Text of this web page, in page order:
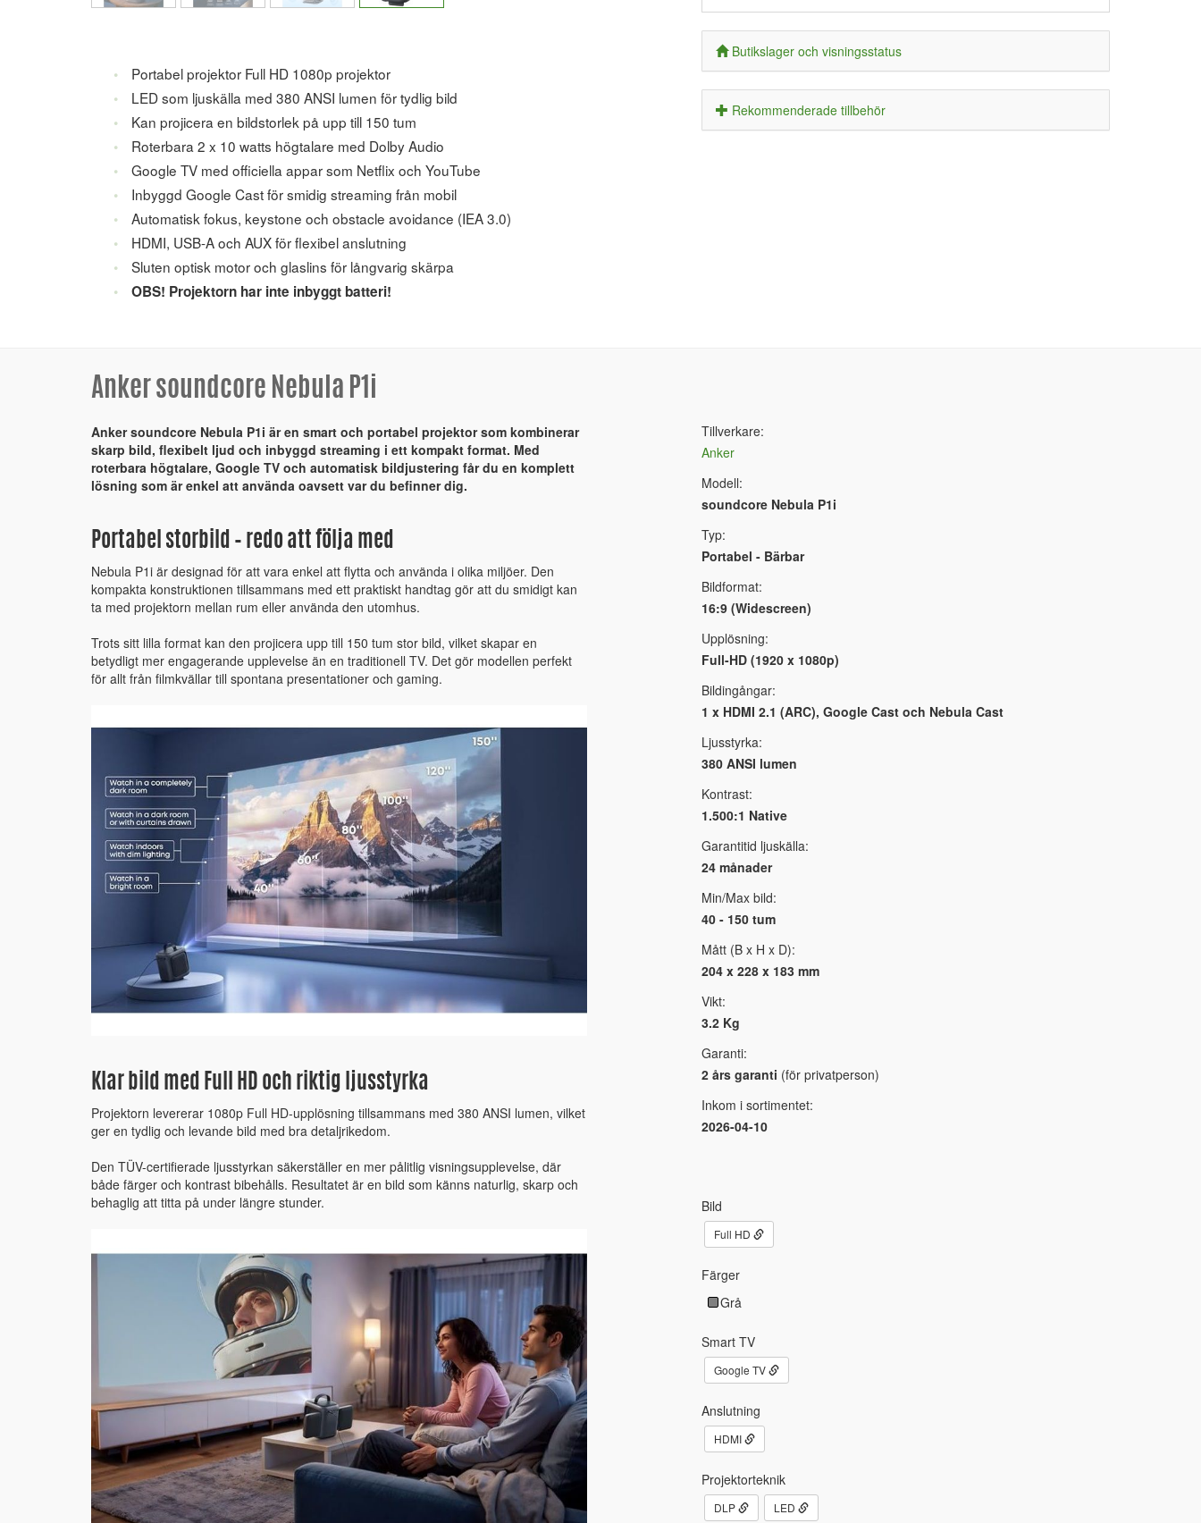
Portabel projektor Full HD 1080p projektor
LED som ljuskälla med 380 ANSI lumen för tydlig bild
Kan projicera en bildstorlek på upp till 150 tum
Roterbara 2 x 10 watts högtalare med Dolby Audio
Google TV med officiella appar som Netflix och YouTube
Inbyggd Google Cast för smidig streaming från mobil
Automatisk fokus, keystone och obstacle avoidance (IEA 3.0)
HDMI, USB-A och AUX för flexibel anslutning
Sluten optisk motor och glaslins för långvarig skärpa
OBS! Projektorn har inte inbyggt batteri!
Butikslager och visningsstatus
Rekommenderade tillbehör
Anker soundcore Nebula P1i
Anker soundcore Nebula P1i är en smart och portabel projektor som kombinerar
skarp bild, flexibelt ljud och inbyggd streaming i ett kompakt format. Med
roterbara högtalare, Google TV och automatisk bildjustering får du en komplett
lösning som är enkel att använda oavsett var du befinner dig.
Portabel storbild – redo att följa med
Nebula P1i är designad för att vara enkel att flytta och använda i olika miljöer. Den
kompakta konstruktionen tillsammans med ett praktiskt handtag gör att du smidigt kan
ta med projektorn mellan rum eller använda den utomhus.
Trots sitt lilla format kan den projicera upp till 150 tum stor bild, vilket skapar en
betydligt mer engagerande upplevelse än en traditionell TV. Det gör modellen perfekt
för allt från filmkvällar till spontana presentationer och gaming.
Klar bild med Full HD och riktig ljusstyrka
Projektorn levererar 1080p Full HD-upplösning tillsammans med 380 ANSI lumen, vilket
ger en tydlig och levande bild med bra detaljrikedom.
Den TÜV-certifierade ljusstyrkan säkerställer en mer pålitlig visningsupplevelse, där
både färger och kontrast bibehålls. Resultatet är en bild som känns naturlig, skarp och
behaglig att titta på under längre stunder.
Tillverkare:
Anker
Modell:
soundcore Nebula P1i
Typ:
Portabel - Bärbar
Bildformat:
16:9 (Widescreen)
Upplösning:
Full-HD (1920 x 1080p)
Bildingångar:
1 x HDMI 2.1 (ARC), Google Cast och Nebula Cast
Ljusstyrka:
380 ANSI lumen
Kontrast:
1.500:1 Native
Garantitid ljuskälla:
24 månader
Min/Max bild:
40 - 150 tum
Mått (B x H x D):
204 x 228 x 183 mm
Vikt:
3.2 Kg
Garanti:
2 års garanti (för privatperson)
Inkom i sortimentet:
2026-04-10
Bild
Full HD
Färger
Grå
Smart TV
Google TV
Anslutning
HDMI
Projektorteknik
DLP LED